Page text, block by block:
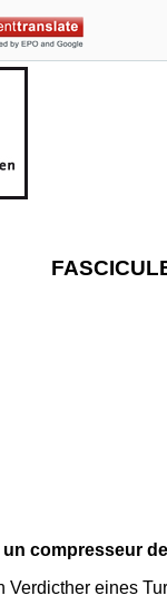
compresseur
Verdicther eines